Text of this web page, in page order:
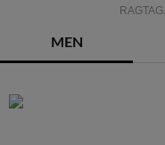
MEN